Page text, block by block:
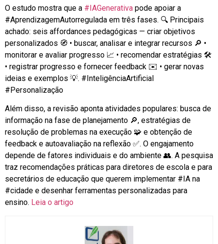
O estudo mostra que a #IAGenerativa pode apoiar a
#AprendizagemAutorregulada em três fases. 🔍 Principais
achado: seis affordances pedagógicas — criar objetivos
personalizados 🧭 • buscar, analisar e integrar recursos 🔎 •
monitorar e avaliar progresso 📈 • recomendar estratégias 🛠️
• registrar progresso e fornecer feedback ✉️ • gerar novas
ideias e exemplos 💡. #InteligênciaArtificial
#Personalização
Além disso, a revisão aponta atividades populares: busca de
informação na fase de planejamento 🔎, estratégias de
resolução de problemas na execução 🧩 e obtenção de
feedback e autoavaliação na reflexão ✅. O engajamento
depende de fatores individuais e do ambiente 👥. A pesquisa
traz recomendações práticas para diretores de escola e para
secretários de educação que querem implementar #IA na
#cidade e desenhar ferramentas personalizadas para
ensino. Leia o artigo